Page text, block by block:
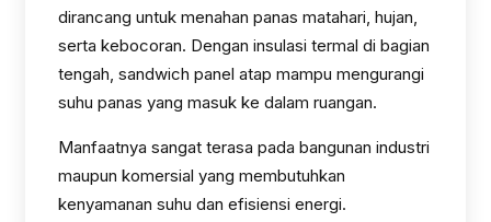
dirancang untuk menahan panas matahari, hujan,
serta kebocoran. Dengan insulasi termal di bagian
tengah, sandwich panel atap mampu mengurangi
suhu panas yang masuk ke dalam ruangan.
Manfaatnya sangat terasa pada bangunan industri
maupun komersial yang membutuhkan
kenyamanan suhu dan efisiensi energi.